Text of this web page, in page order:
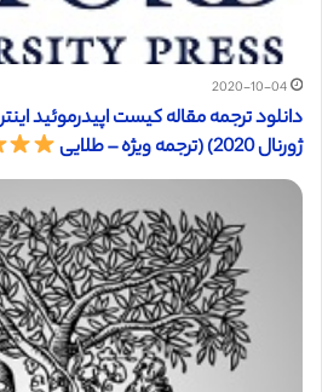
2020-10-04
دانلود ترجمه مقاله کیست اپیدرموئید
ژورنال 2020) (ترجمه ویژه – طلایی